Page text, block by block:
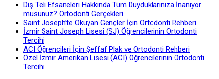
Diş Teli Efsaneleri Hakkında Tüm Duyduklarınıza İnanıyor
musunuz? Ortodonti Gerçekleri
Saint Joseph’te Okuyan Gençler İçin Ortodonti Rehberi
İzmir Saint Joseph Lisesi (SJ) Öğrencilerinin Ortodonti
Tercihi
ACI Öğrencileri İçin Şeffaf Plak ve Ortodonti Rehberi
Özel İzmir Amerikan Lisesi (ACI) Öğrencilerinin Ortodonti
Tercihi